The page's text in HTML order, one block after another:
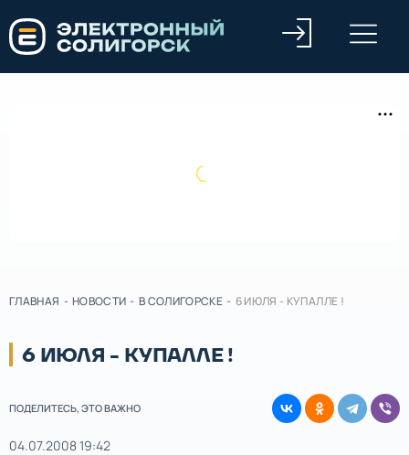
ГЛАВНАЯ - НОВОСТИ - В СОЛИГОРСКЕ - 6 ИЮЛЯ - КУПАЛЛЕ !
6 ИЮЛЯ - КУПАЛЛЕ !
ПОДЕЛИТЕСЬ, ЭТО ВАЖНО
04.07.2008 19:42